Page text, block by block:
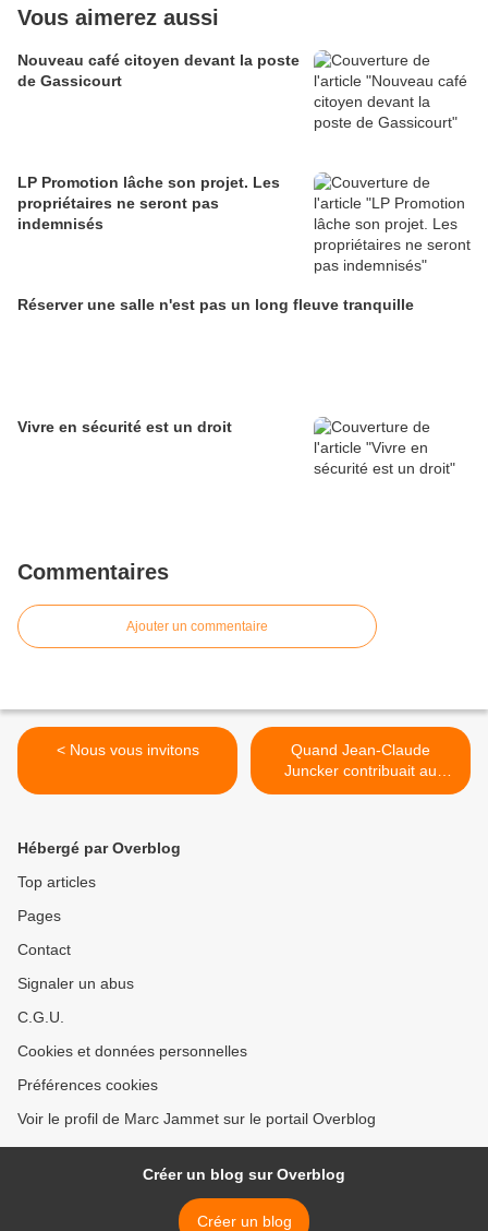
Vous aimerez aussi
Nouveau café citoyen devant la poste
de Gassicourt
LP Promotion lâche son projet. Les
propriétaires ne seront pas
indemnisés
Réserver une salle n'est pas un long fleuve tranquille
Vivre en sécurité est un droit
Commentaires
Ajouter un commentaire
< Nous vous invitons
Quand Jean-Claude
Juncker contribuait au
fichage, à l’espionnage de
Hébergé par Overblog
Top articles
Pages
Contact
Signaler un abus
C.G.U.
Cookies et données personnelles
Préférences cookies
Voir le profil de Marc Jammet sur le portail Overblog
Créer un blog sur Overblog
Créer un blog